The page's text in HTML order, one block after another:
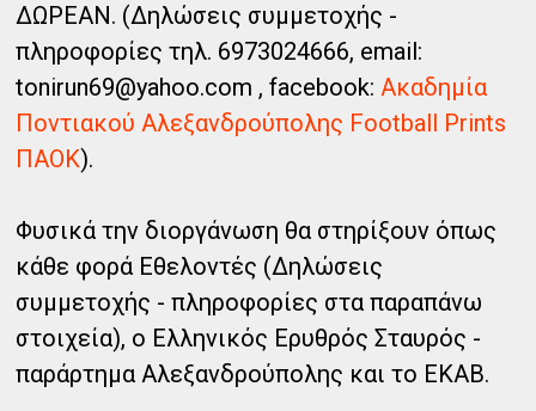
ΔΩΡΕΑΝ. (Δηλώσεις συμμετοχής -
πληροφορίες τηλ. 6973024666, email:
tonirun69@yahoo.com , facebook:Ακαδημία
Ποντιακού Αλεξανδρούπολης Fοotball Prints
ΠΑΟΚ).
Φυσικά την διοργάνωση θα στηρίξουν όπως
κάθε φορά Εθελοντές (Δηλώσεις
συμμετοχής - πληροφορίες στα παραπάνω
στοιχεία), ο Ελληνικός Ερυθρός Σταυρός -
παράρτημα Αλεξανδρούπολης και το ΕΚΑΒ.